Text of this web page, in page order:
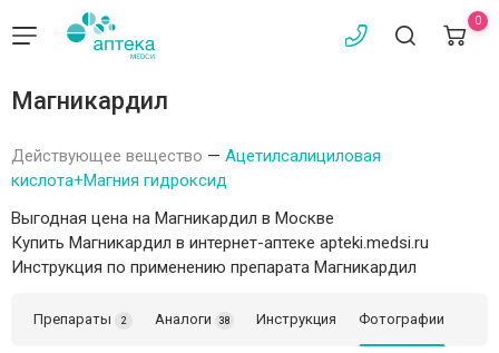
0
Магникардил
Действующее вещество — Ацетилсалициловая
кислота+Магния гидроксид
Выгодная цена на Магникардил в Москве
Купить Магникардил в интернет-аптеке apteki.medsi.ru
Инструкция по применению препарата Магникардил
Препараты 2 Аналоги 38 Инструкция Фотографии